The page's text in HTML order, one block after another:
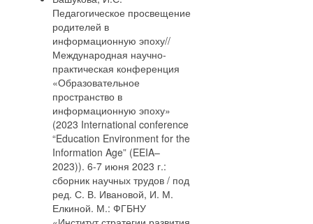
Педагогическое просвещение
родителей в
информационную эпоху//
Международная научно-
практическая конференция
«Образовательное
пространство в
информационную эпоху»
(2023 International conference
“Education Environment for the
Information Age” (EEIA–
2023)). 6-7 июня 2023 г.:
сборник научных трудов / под
ред. С. В. Ивановой, И. М.
Елкиной. М.: ФГБНУ